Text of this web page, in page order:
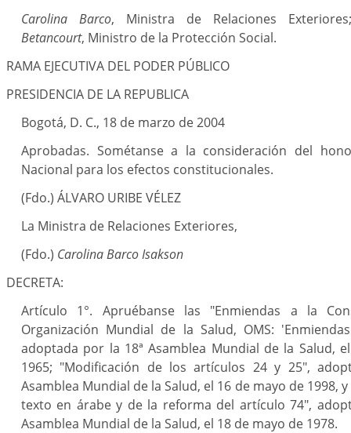
Carolina Barco, Ministra de Relaciones
Betancourt, Ministro de la Protección Social.
RAMA EJECUTIVA DEL PODER PÚBLICO
PRESIDENCIA DE LA REPUBLICA
Bogotá, D. C., 18 de marzo de 2004
Aprobadas. Sométanse a la consideración del
Nacional para los efectos constitucionales.
(Fdo.) ÁLVARO URIBE VÉLEZ
La Ministra de Relaciones Exteriores,
(Fdo.) Carolina Barco Isakson
DECRETA:
Artículo 1°. Apruébanse las "Enmiendas a la
Organización Mundial de la Salud, OMS:
adoptada por la 18ª Asamblea Mundial de la Salud,
1965; "Modificación de los artículos 24 y 25",
Asamblea Mundial de la Salud, el 16 de mayo de 1998,
texto en árabe y de la reforma del artículo 74",
Asamblea Mundial de la Salud, el 18 de mayo de 1978.